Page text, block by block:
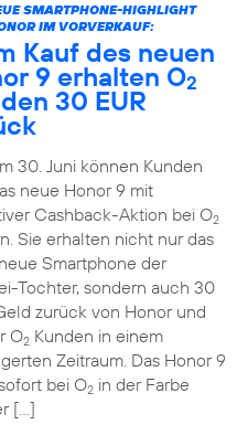
SMARTPHONE-HIGHLIGHT
IM VORVERKAUF:
Kauf des neuen
9 erhalten O2
30 EUR
30. Juni können Kunden
neue Honor 9 mit
Cashback-Aktion bei O2
Sie erhalten nicht nur das
Smartphone der
Tochter, sondern auch 30
zurück von Honor und
O2Kunden in einem
Zeitraum. Das Honor 9
bei O2in der Farbe
[…]